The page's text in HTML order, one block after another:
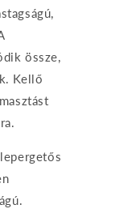
össze,
Kellő